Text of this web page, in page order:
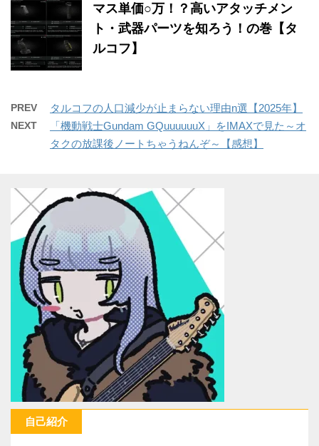
マス単価○万！？高いアタッチメン
ト・武器パーツを知ろう！の巻【タ
ルコフ】
PREV タルコフの人口減少が止まらない理由n選【2025年】
NEXT
「機動戦士Gundam GQuuuuuuX」をIMAXで見た～オ
タクの放課後ノートちゃうねんぞ～【感想】
自己紹介